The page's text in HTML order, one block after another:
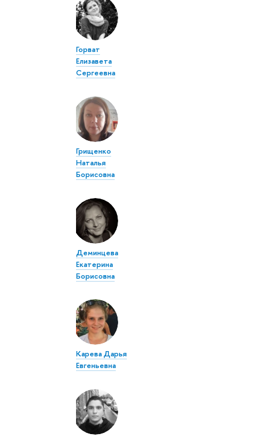
Горват
Елизавета
Сергеевна
Грищенко
Наталья
Борисовна
Деминцева
Екатерина
Борисовна
Карева Дарья
Евгеньевна